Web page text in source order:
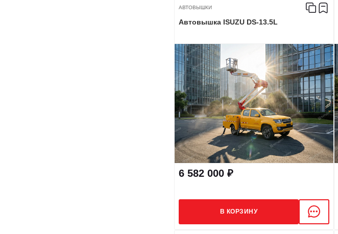
АВТОВЫШКИ
Автовышка ISUZU DS-13.5L
6 582 000 ₽
В КОРЗИНУ